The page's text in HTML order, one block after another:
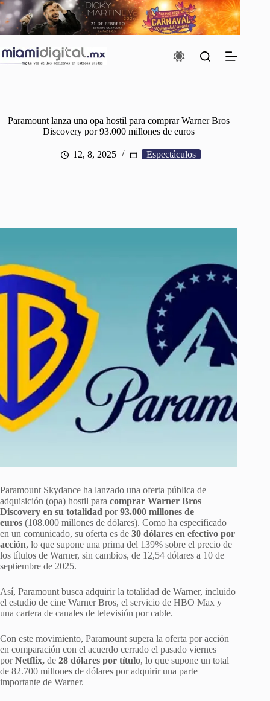
Saltar
al
contenido
Paramount lanza una opa hostil para comprar Warner Bros
Discovery por 93.000 millones de euros
12, 8, 2025 Espectáculos
Paramount Skydance ha lanzado una oferta pública de
adquisición (opa) hostil para comprar Warner Bros
Discovery en su totalidad por93.000 millones de
euros (108.000 millones de dólares). Como ha especificado
en un comunicado, su oferta es de 30 dólares en efectivo por
acción, lo que supone una prima del 139% sobre el precio de
los títulos de Warner, sin cambios, de 12,54 dólares a 10 de
septiembre de 2025.
Así, Paramount busca adquirir la totalidad de Warner, incluido
el estudio de cine Warner Bros, el servicio de HBO Max y
una cartera de canales de televisión por cable.
Con este movimiento, Paramount supera la oferta por acción
en comparación con el acuerdo cerrado el pasado viernes
porNetflix, de 28 dólares por título, lo que supone un total
de 82.700 millones de dólares por adquirir una parte
importante de Warner.